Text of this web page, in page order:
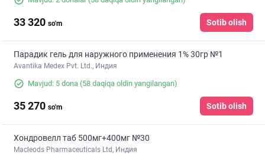
33 320 so'm Sotib olish
Парадик гель для наружного применения 1% 30гр №1
Avantika Medex Pvt. Ltd., Индия
Mavjud: 5 dona (58 daqiqa oldin yangilangan)
35 270 so'm Sotib olish
Хондровелл таб 500мг+400мг №30
Macleods Pharmaceuticals Ltd, Индия